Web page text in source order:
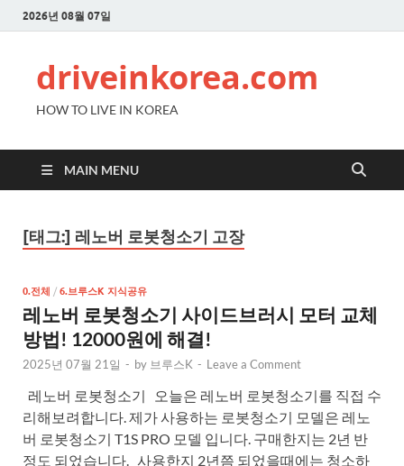
2026년 08월 07일
driveinkorea.com
HOW TO LIVE IN KOREA
MAIN MENU
[태그:] 레노버 로봇청소기 고장
0.전체 / 6.브루스K 지식공유
레노버 로봇청소기 사이드브러시 모터 교체
방법! 12000원에 해결!
2025년 07월 21일 - by 브루스K - Leave a Comment
레노버 로봇청소기 오늘은 레노버 로봇청소기를 직접 수
리해보려합니다. 제가 사용하는 로봇청소기 모델은 레노
버 로봇청소기 T1S PRO 모델 입니다. 구매한지는 2년 반
정도 되었습니다. 사용한지 2년쯤 되었을때에는 청소하